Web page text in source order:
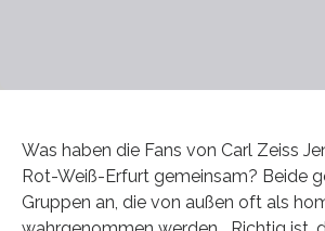
Was haben die Fans von Carl Zeiss
Rot-Weiß-Erfurt gemeinsam? Beide
Gruppen an, die von außen oft als